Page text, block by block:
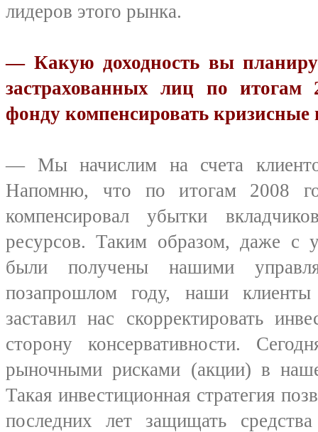
лидеров этого рынка.
— Какую доходность вы
застрахованных лиц по итогам
фонду компенсировать кризисные
— Мы начислим на счета
Напомню, что по итогам 2008
компенсировал убытки
ресурсов. Таким образом, даже с
были получены нашими
позапрошлом году, наши
заставил нас скорректировать
сторону консервативности.
рыночными рисками (акции) в
Такая инвестиционная стратегия
последних лет защищать